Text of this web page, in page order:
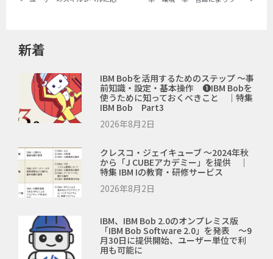
新着
IBM Bobを活用するためのステップ ～事
前知識・設定・基本操作 ❶IBM Bobを
使うために知っておくべきこと ｜特集
IBM Bob Part3
2026年8月2日
クレスコ・ジェイキューブ ～2024年秋
から「J CUBEアカデミー」を提供 ｜
特集 IBM Iの教育・研修サービス
2026年8月2日
IBM、IBM Bob 2.0のオンプレミス版
「IBM Bob Software 2.0」を発表 ～9
月30日に提供開始、ユーザー単位で利
用も可能に